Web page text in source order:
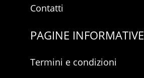
Contatti
PAGINE INFORMATIVE
Termini e condizioni